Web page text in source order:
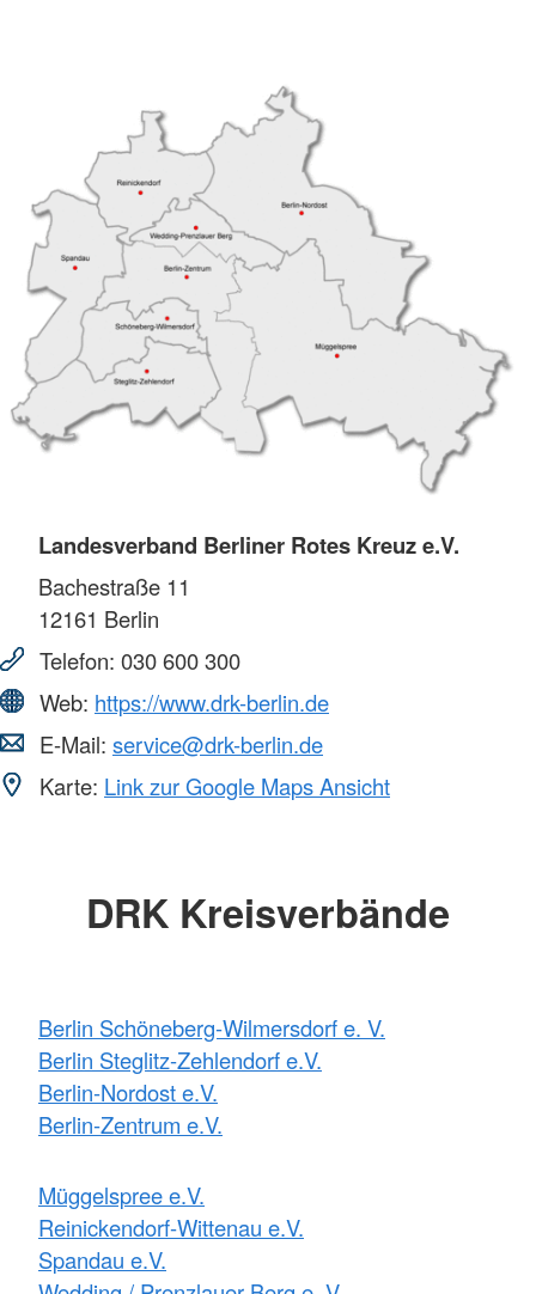
Landesverband Berliner Rotes Kreuz e.V.
Bachestraße 11
12161 Berlin
Telefon: 030 600 300
Web: https://www.drk-berlin.de
E-Mail: service@drk-berlin.de
Karte: Link zur Google Maps Ansicht
DRK Kreisverbände
Berlin Schöneberg-Wilmersdorf e. V.
Berlin Steglitz-Zehlendorf e.V.
Berlin-Nordost e.V.
Berlin-Zentrum e.V.
Müggelspree e.V.
Reinickendorf-Wittenau e.V.
Spandau e.V.